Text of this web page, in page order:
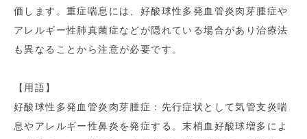
価します。重症喘息には、好酸球性多発血管炎肉芽腫症や
アレルギー性肺真菌症などが隠れている場合があり治療法
も異なることから注意が必要です。
【用語】
好酸球性多発血管炎肉芽腫症：先行症状として気管支炎喘
息やアレルギー性鼻炎を発症する。末梢血好酸球増多によ